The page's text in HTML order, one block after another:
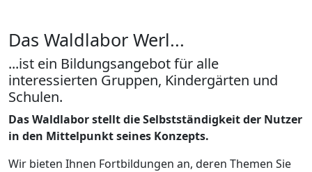
Das Waldlabor Werl...
...ist ein Bildungsangebot für alle
interessierten Gruppen, Kindergärten und
Schulen.
Das Waldlabor stellt die Selbstständigkeit der Nutzer
in den Mittelpunkt seines Konzepts.
Wir bieten Ihnen Fortbildungen an, deren Themen Sie